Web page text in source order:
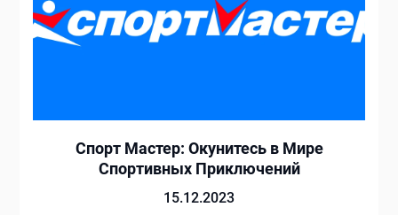
Спорт Мастер: Окунитесь в Мире
Спортивных Приключений
15.12.2023